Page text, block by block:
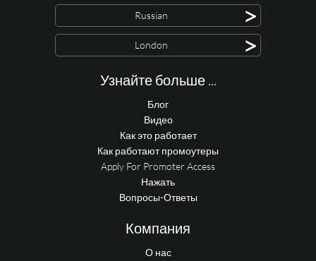
Russian >
London >
Узнайте больше ...
Блог
Видео
Как это работает
Как работают промоутеры
Apply For Promoter Access
Нажать
Вопросы-Ответы
Компания
О нас